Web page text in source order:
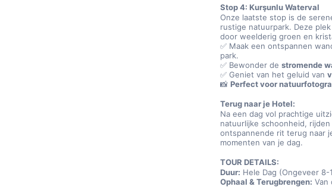
Stop 4: Kurşunlu Waterval
Onze laatste stop is de
rustige natuurpark. Deze
door weelderig groen en
✅ Maak een ontspannen
park.
✅ Bewonder de stromende
✅ Geniet van het geluid van
📸 Perfect voor
Terug naar je Hotel:
Na een dag vol prachtige
natuurlijke schoonheid,
ontspannende rit terug naar
momenten van je dag.
TOUR DETAILS:
Duur: Hele Dag (Ongeveer 8-
Ophaal & Terugbrengen: Van